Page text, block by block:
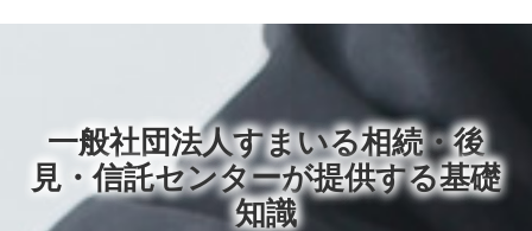
一般社団法人すまいる相続・後
見・信託センターが提供する基礎
知識